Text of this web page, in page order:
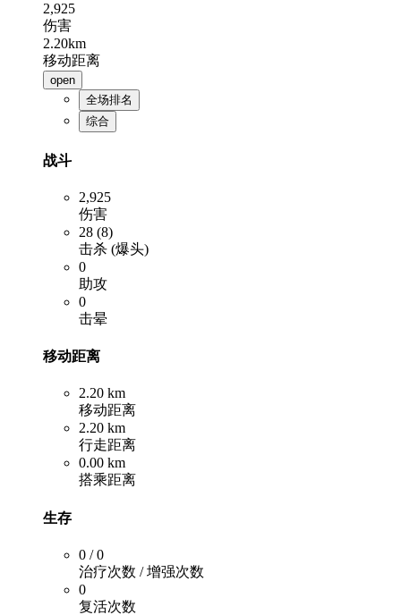
2,925
伤害
2.20km
移动距离
open
全场排名
综合
战斗
2,925
伤害
28 (8)
击杀 (爆头)
0
助攻
0
击晕
移动距离
2.20 km
移动距离
2.20 km
行走距离
0.00 km
搭乘距离
生存
0 / 0
治疗次数 / 增强次数
0
复活次数